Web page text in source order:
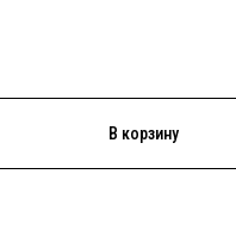
В корзину